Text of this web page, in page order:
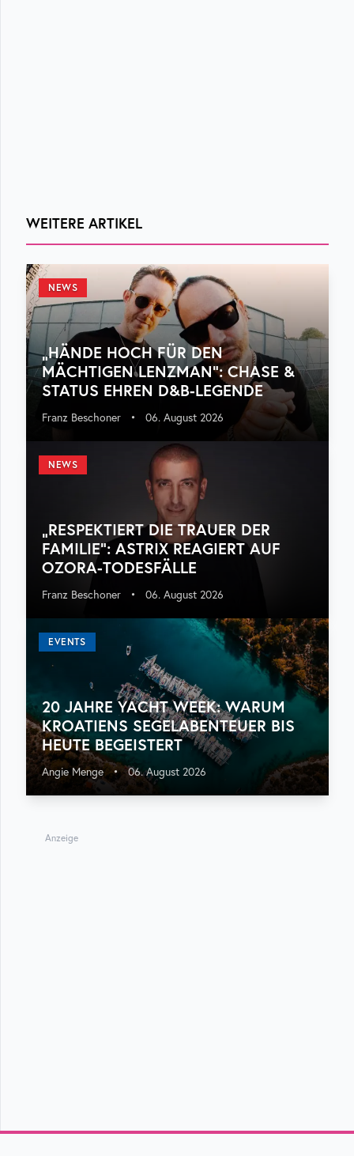
WEITERE ARTIKEL
NEWS
„HÄNDE HOCH FÜR DEN
MÄCHTIGEN LENZMAN“: CHASE &
STATUS EHREN D&B-LEGENDE
Franz Beschoner • 06. August 2026
NEWS
„RESPEKTIERT DIE TRAUER DER
FAMILIE“: ASTRIX REAGIERT AUF
OZORA-TODESFÄLLE
Franz Beschoner • 06. August 2026
EVENTS
20 JAHRE YACHT WEEK: WARUM
KROATIENS SEGELABENTEUER BIS
HEUTE BEGEISTERT
Angie Menge • 06. August 2026
Anzeige